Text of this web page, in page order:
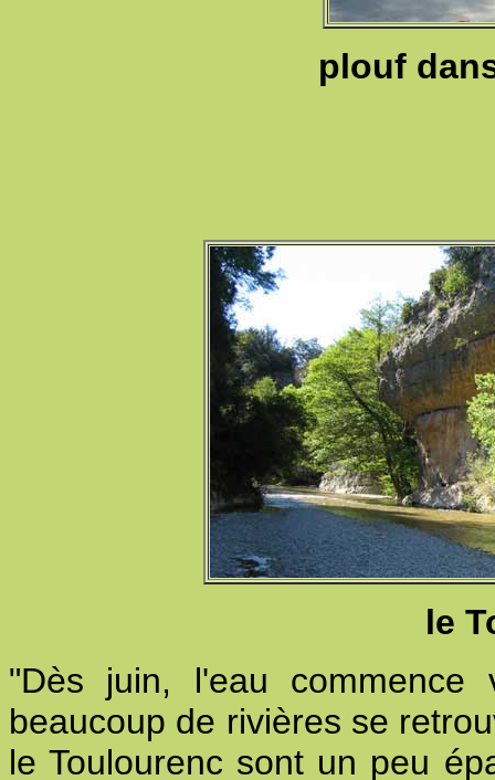
plouf
le
"Dès juin, l'eau
beaucoup de rivières se
le Toulourenc sont un peu